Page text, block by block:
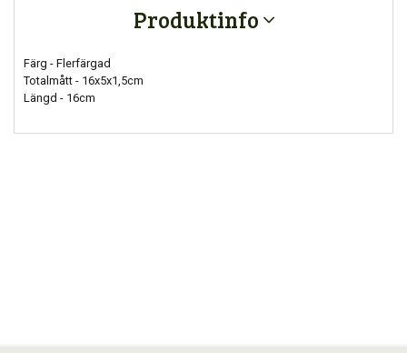
Produktinfo
Färg - Flerfärgad
Totalmått - 16x5x1,5cm
Längd - 16cm